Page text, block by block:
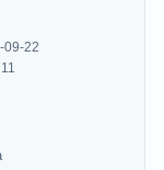
09-22